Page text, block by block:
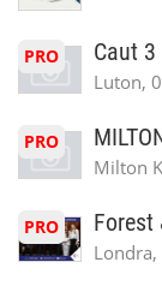
PRO Caut
Luton,
PRO
Milton
PRO Forest